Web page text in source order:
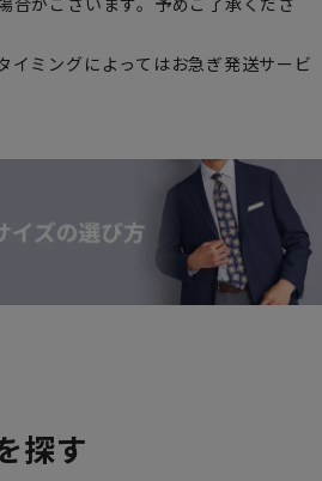
ミングによってはお急ぎ発送サービ
探す